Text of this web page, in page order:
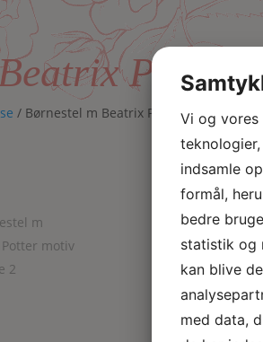
Potter
/ Børnestel m Beatrix Potter motivVi og vores
indsamle
formål,
bedre
statistik og
kan blive
med data,